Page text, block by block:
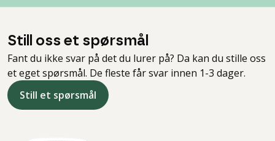
Still oss et spørsmål
Fant du ikke svar på det du lurer på? Da kan du stille oss
et eget spørsmål. De fleste får svar innen 1-3 dager.
Still et spørsmål